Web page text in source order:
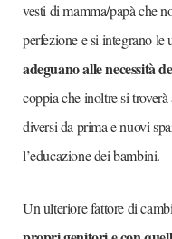
vesti di mamma/papà che
perfezione e si integrano le
adeguano alle necessità
coppia che inoltre si
diversi da prima e nuovi
l’educazione dei bambini.
Un ulteriore fattore di